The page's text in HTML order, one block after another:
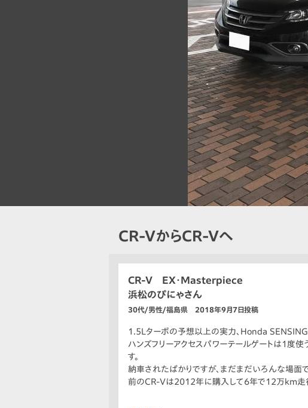
CR-VからCR-Vへ
CR-V EX・Masterpiece
浜松のぴにゃさん
30代/男性/福島県 2018年9月7日投稿
1.5Lターボの予想以上の実力、Honda SENSING
ハンズフリーアクセスパワーテールゲートは1度
す。
納車されたばかりですが、まだまだいろんな場面
前のCR-Vは2012年に購入して6年で12万km走行